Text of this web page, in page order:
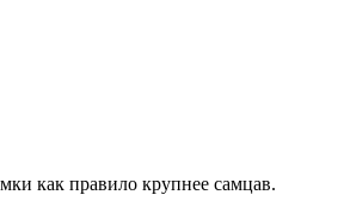
как правило крупнее самцав.